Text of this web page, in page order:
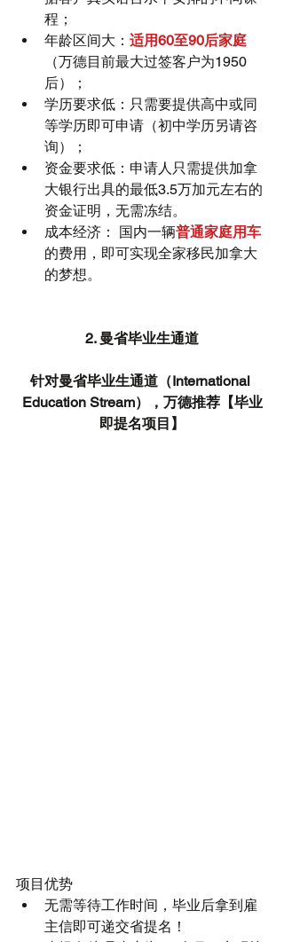
程；
年龄区间大： 适用60至90后家庭
（万德目前最大过签客户为1950
后）；
学历要求低：只需要提供高中或同
等学历即可申请（初中学历另请咨
询）；
资金要求低：申请人只需提供加拿
大银行出具的最低3.5万加元左右的
资金证明，无需冻结。
成本经济： 国内一辆普通家庭用车
的费用，即可实现全家移民加拿大
的梦想。
2. 曼省毕业生通道
针对曼省毕业生通道（International
Education Stream），万德推荐【毕业
即提名项目】
项目优势
无需等待工作时间，毕业后拿到雇
主信即可递交省提名！